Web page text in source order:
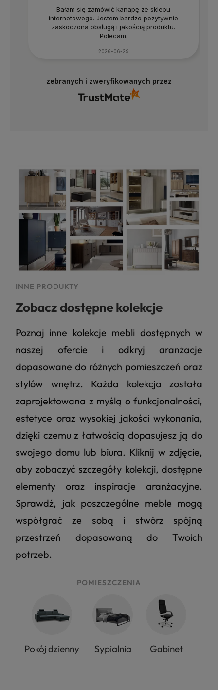
Bałam się zamówić kanapę ze sklepu
internetowego. Jestem bardzo pozytywnie
zaskoczona obsługą i jakością produktu.
Polecam.
2026-06-29
zebranych i zweryfikowanych przez
INNE PRODUKTY
Zobacz dostępne kolekcje
Poznaj inne kolekcje mebli dostępnych w
naszej ofercie i odkryj aranżacje
dopasowane do różnych pomieszczeń oraz
stylów wnętrz. Każda kolekcja została
zaprojektowana z myślą o funkcjonalności,
estetyce oraz wysokiej jakości wykonania,
dzięki czemu z łatwością dopasujesz ją do
swojego domu lub biura. Kliknij w zdjęcie,
aby zobaczyć szczegóły kolekcji, dostępne
elementy oraz inspiracje aranżacyjne.
Sprawdź, jak poszczególne meble mogą
współgrać ze sobą i stwórz spójną
przestrzeń dopasowaną do Twoich
potrzeb.
POMIESZCZENIA
Pokój dzienny Sypialnia Gabinet
Na podstawie 177 opinii z całego okresu